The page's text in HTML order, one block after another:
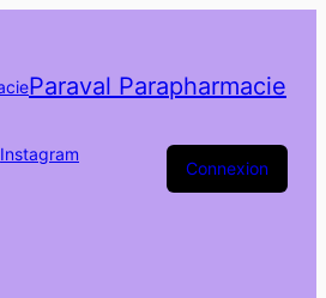
Paraval Parapharmacie
Instagram
Connexion